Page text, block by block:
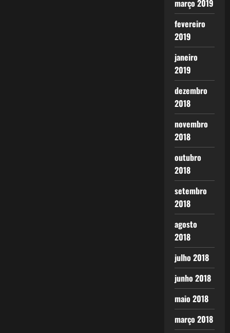
março 2019
fevereiro
2019
janeiro
2019
dezembro
2018
novembro
2018
outubro
2018
setembro
2018
agosto
2018
julho 2018
junho 2018
maio 2018
março 2018